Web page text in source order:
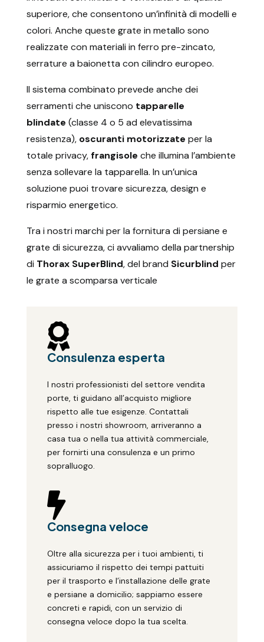
superiore, che consentono un’infinità di modelli e
colori. Anche queste grate in metallo sono
realizzate con materiali in ferro pre-zincato,
serrature a baionetta con cilindro europeo.
Il sistema combinato prevede anche dei
serramenti che uniscono tapparelle
blindate (classe 4 o 5 ad elevatissima
resistenza), oscuranti motorizzate per la
totale privacy, frangisole che illumina l’ambiente
senza sollevare la tapparella. In un’unica
soluzione puoi trovare sicurezza, design e
risparmio energetico.
Tra i nostri marchi per la fornitura di persiane e
grate di sicurezza, ci avvaliamo della partnership
di Thorax SuperBlind, del brand Sicurblind per
le grate a scomparsa verticale

Consulenza esperta
I nostri professionisti del settore vendita
porte, ti guidano all’acquisto migliore
rispetto alle tue esigenze. Contattali
presso i nostri showroom, arriveranno a
casa tua o nella tua attività commerciale,
per fornirti una consulenza e un primo
sopralluogo.

Consegna veloce
Oltre alla sicurezza per i tuoi ambienti, ti
assicuriamo il rispetto dei tempi pattuiti
per il trasporto e l’installazione delle grate
e persiane a domicilio; sappiamo essere
concreti e rapidi, con un servizio di
consegna veloce dopo la tua scelta.